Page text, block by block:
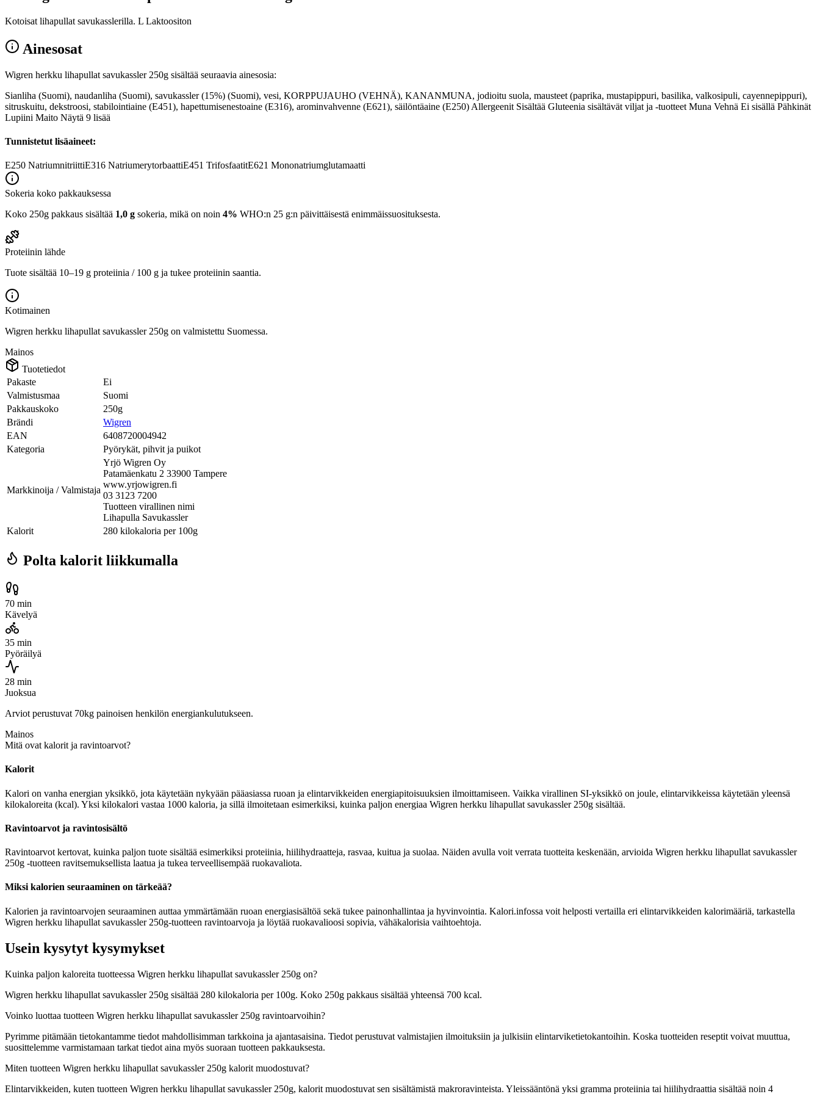
Kotoisat lihapullat savukasslerilla. L Laktoositon
Ainesosat
Wigren herkku lihapullat savukassler 250g sisältää seuraavia ainesosia:
Sianliha (Suomi), naudanliha (Suomi), savukassler (15%) (Suomi), vesi, KORPPUJAUHO (VEHNÄ), KANANMUNA, jodioitu suola, mausteet (paprika, mustapippuri, basilika, valkosipuli, cayennepippuri),
sitruskuitu, dekstroosi, stabilointiaine (E451), hapettumisenestoaine (E316), arominvahvenne (E621), säilöntäaine (E250) Allergeenit Sisältää Gluteenia sisältävät viljat ja -tuotteet Muna Vehnä Ei sisällä Pähkinät
Lupiini Maito Näytä 9 lisää
Tunnistetut lisäaineet:
E250 NatriumnitriittiE316 NatriumerytorbaattiE451 TrifosfaatitE621 Mononatriumglutamaatti
Sokeria koko pakkauksessa
Koko 250g pakkaus sisältää 1,0 g sokeria, mikä on noin 4% WHO:n 25 g:n päivittäisestä enimmäissuosituksesta.
Proteiinin lähde
Tuote sisältää 10–19 g proteiinia / 100 g ja tukee proteiinin saantia.
Kotimainen
Wigren herkku lihapullat savukassler 250g on valmistettu Suomessa.
Mainos
Tuotetiedot
Pakaste
Ei
Valmistusmaa
Suomi
Pakkauskoko
250g
Brändi
Wigren
EAN
6408720004942
Kategoria
Pyörykät, pihvit ja puikot
Markkinoija / Valmistaja
Yrjö Wigren Oy
Patamäenkatu 2 33900 Tampere
www.yrjowigren.fi
03 3123 7200
Tuotteen virallinen nimi
Lihapulla Savukassler
Kalorit
280 kilokaloria per 100g
Polta kalorit liikkumalla
70 min
Kävelyä
35 min
Pyöräilyä
28 min
Juoksua
Arviot perustuvat 70kg painoisen henkilön energiankulutukseen.
Mainos
Mitä ovat kalorit ja ravintoarvot?
Kalorit
Kalori on vanha energian yksikkö, jota käytetään nykyään pääasiassa ruoan ja elintarvikkeiden energiapitoisuuksien ilmoittamiseen. Vaikka virallinen SI-yksikkö on joule, elintarvikkeissa käytetään yleensä
kilokaloreita (kcal). Yksi kilokalori vastaa 1000 kaloria, ja sillä ilmoitetaan esimerkiksi, kuinka paljon energiaa Wigren herkku lihapullat savukassler 250g sisältää.
Ravintoarvot ja ravintosisältö
Ravintoarvot kertovat, kuinka paljon tuote sisältää esimerkiksi proteiinia, hiilihydraatteja, rasvaa, kuitua ja suolaa. Näiden avulla voit verrata tuotteita keskenään, arvioida Wigren herkku lihapullat savukassler
250g -tuotteen ravitsemuksellista laatua ja tukea terveellisempää ruokavaliota.
Miksi kalorien seuraaminen on tärkeää?
Kalorien ja ravintoarvojen seuraaminen auttaa ymmärtämään ruoan energiasisältöä sekä tukee painonhallintaa ja hyvinvointia. Kalori.infossa voit helposti vertailla eri elintarvikkeiden kalorimääriä, tarkastella
Wigren herkku lihapullat savukassler 250g-tuotteen ravintoarvoja ja löytää ruokavalioosi sopivia, vähäkalorisia vaihtoehtoja.
Usein kysytyt kysymykset
Kuinka paljon kaloreita tuotteessa Wigren herkku lihapullat savukassler 250g on?
Wigren herkku lihapullat savukassler 250g sisältää 280 kilokaloria per 100g. Koko 250g pakkaus sisältää yhteensä 700 kcal.
Voinko luottaa tuotteen Wigren herkku lihapullat savukassler 250g ravintoarvoihin?
Pyrimme pitämään tietokantamme tiedot mahdollisimman tarkkoina ja ajantasaisina. Tiedot perustuvat valmistajien ilmoituksiin ja julkisiin elintarviketietokantoihin. Koska tuotteiden reseptit voivat muuttua,
suosittelemme varmistamaan tarkat tiedot aina myös suoraan tuotteen pakkauksesta.
Miten tuotteen Wigren herkku lihapullat savukassler 250g kalorit muodostuvat?
Elintarvikkeiden, kuten tuotteen Wigren herkku lihapullat savukassler 250g, kalorit muodostuvat sen sisältämistä makroravinteista. Yleissääntönä yksi gramma proteiinia tai hiilihydraattia sisältää noin 4